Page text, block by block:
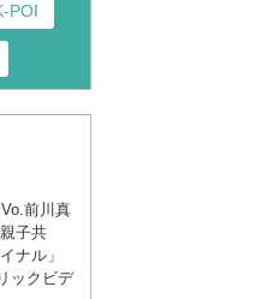
和訳
前川真
子共
ナル」
ックビデ